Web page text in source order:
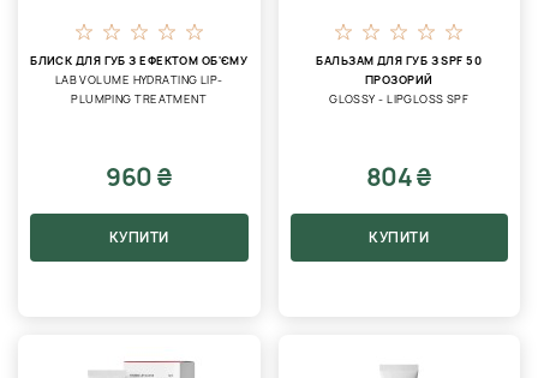
БЛИСК ДЛЯ ГУБ З ЕФЕКТОМ ОБ'ЄМУ
LAB VOLUME HYDRATING LIP-
PLUMPING TREATMENT
960 ₴
КУПИТИ
БАЛЬЗАМ ДЛЯ ГУБ З SPF 50
ПРОЗОРИЙ
GLOSSY - LIPGLOSS SPF
804 ₴
КУПИТИ